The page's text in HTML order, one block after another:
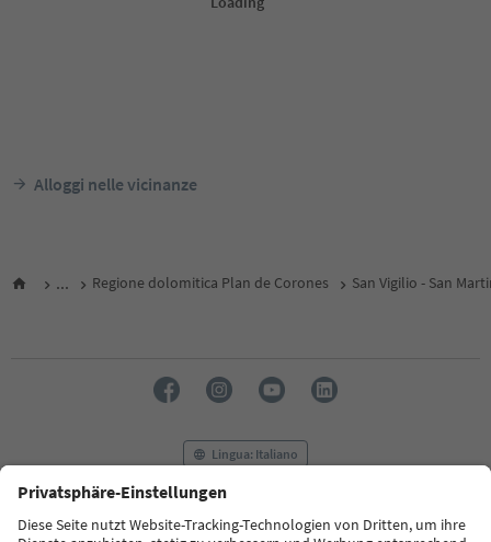
Alloggi nelle vicinanze
... Regione dolomitica Plan de Corones San Vigilio - San
Lingua: Italiano
FAQ Contatti Press MICE Privacy Policy